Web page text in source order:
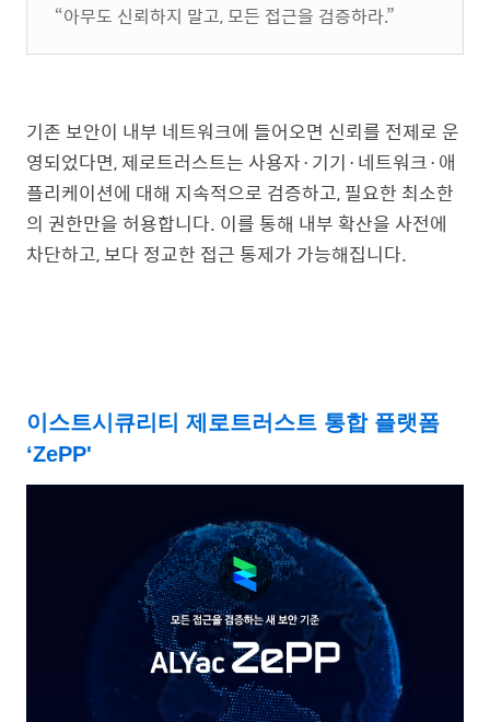
“아무도 신뢰하지 말고, 모든 접근을 검증하라.”
기존 보안이 내부 네트워크에 들어오면 신뢰를 전제로 운
영되었다면, 제로트러스트는 사용자·기기·네트워크·애
플리케이션에 대해 지속적으로 검증하고, 필요한 최소한
의 권한만을 허용합니다. 이를 통해 내부 확산을 사전에
차단하고, 보다 정교한 접근 통제가 가능해집니다.
이스트시큐리티 제로트러스트 통합 플랫폼
‘ZePP'